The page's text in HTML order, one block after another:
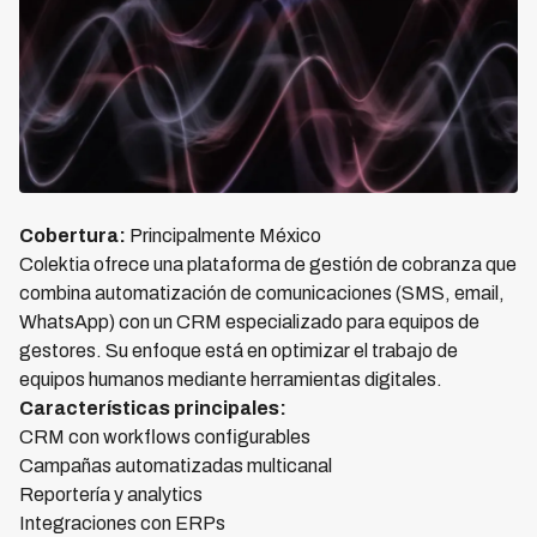
Cobertura: Principalmente México
Colektia ofrece una plataforma de gestión de cobranza que
combina automatización de comunicaciones (SMS, email,
WhatsApp) con un CRM especializado para equipos de
gestores. Su enfoque está en optimizar el trabajo de
equipos humanos mediante herramientas digitales.
Características principales:
CRM con workflows configurables
Campañas automatizadas multicanal
Reportería y analytics
Integraciones con ERPs